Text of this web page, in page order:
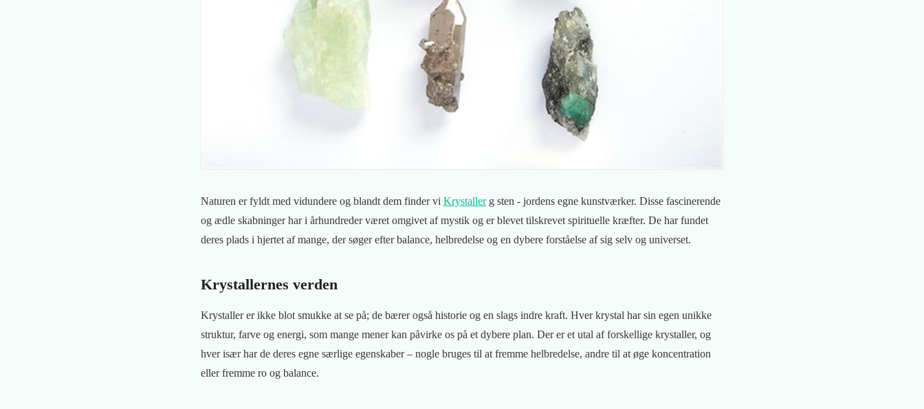
Naturen er fyldt med vidundere og blandt dem finder vi Krystallerg sten - jordens egne kunstværker. Disse fascinerende
og ædle skabninger har i århundreder været omgivet af mystik og er blevet tilskrevet spirituelle kræfter. De har fundet
deres plads i hjertet af mange, der søger efter balance, helbredelse og en dybere forståelse af sig selv og universet.
Krystallernes verden
Krystaller er ikke blot smukke at se på; de bærer også historie og en slags indre kraft. Hver krystal har sin egen unikke
struktur, farve og energi, som mange mener kan påvirke os på et dybere plan. Der er et utal af forskellige krystaller, og
hver især har de deres egne særlige egenskaber – nogle bruges til at fremme helbredelse, andre til at øge koncentration
eller fremme ro og balance.